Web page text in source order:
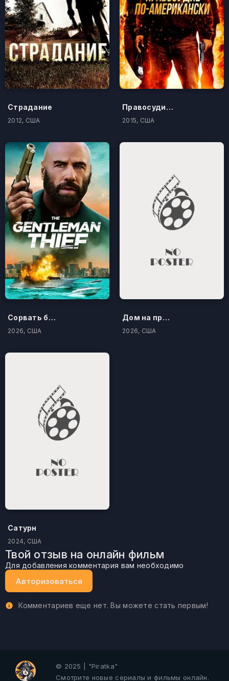
Страдание
2012, США
Правосудие по-американски
2015, США
Сорвать банк 3: Вор-джентльмен
2026, США
Дом на проклятом холме
2026, США
Сатурн
2024, США
Твой отзыв на онлайн фильм
Для добавления комментария вам необходимо
Авторизоваться
Комментариев еще нет. Вы можете стать первым!
© 2025 | "Piratka"
Смотрите новые сериалы и фильмы онлайн.